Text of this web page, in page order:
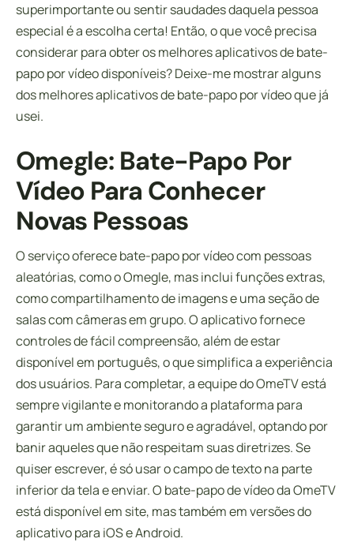
superimportante ou sentir saudades daquela pessoa
especial é a escolha certa! Então, o que você precisa
considerar para obter os melhores aplicativos de bate-
papo por vídeo disponíveis? Deixe-me mostrar alguns
dos melhores aplicativos de bate-papo por vídeo que já
usei.
Omegle: Bate-Papo Por
Vídeo Para Conhecer
Novas Pessoas
O serviço oferece bate-papo por vídeo com pessoas
aleatórias, como o Omegle, mas inclui funções extras,
como compartilhamento de imagens e uma seção de
salas com câmeras em grupo. O aplicativo fornece
controles de fácil compreensão, além de estar
disponível em português, o que simplifica a experiência
dos usuários. Para completar, a equipe do OmeTV está
sempre vigilante e monitorando a plataforma para
garantir um ambiente seguro e agradável, optando por
banir aqueles que não respeitam suas diretrizes. Se
quiser escrever, é só usar o campo de texto na parte
inferior da tela e enviar. O bate-papo de vídeo da OmeTV
está disponível em site, mas também em versões do
aplicativo para iOS e Android.